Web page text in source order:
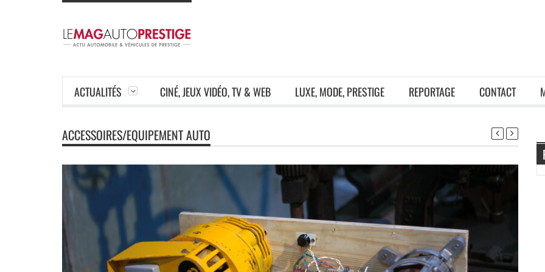
ACTUALITÉS CINÉ, JEUX VIDÉO, TV & WEB LUXE, MODE, PRESTIGE REPORTAGE CONTACT
ACCESSOIRES/EQUIPEMENT AUTO